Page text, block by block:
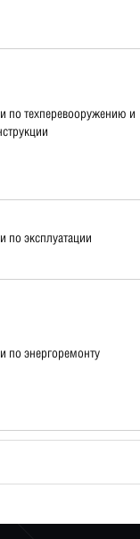
по техперевооружению и
по эксплуатации
по энергоремонту